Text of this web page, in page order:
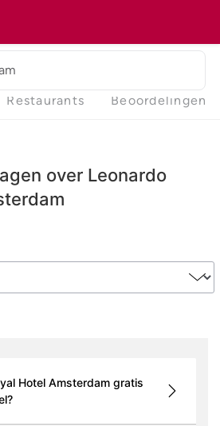
Restaurants Beoordelingen
over Leonardo
Hotel Amsterdam gratis